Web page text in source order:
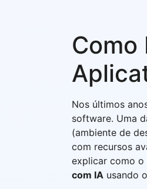
Como
Nos últimos
software. Uma
(ambiente de
com recursos
explicar como o
com IA usando